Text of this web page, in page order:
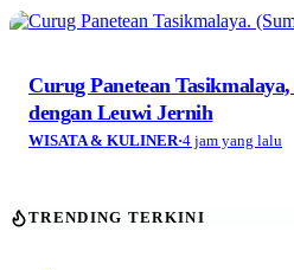
Curug Panetean
dengan Leuwi Jernih
WISATA & KULINER·4 jam yang lalu
TRENDING TERKINI